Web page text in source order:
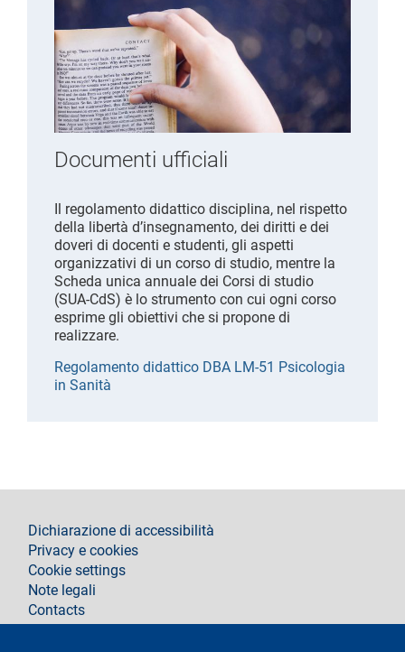
Documenti ufficiali
Il regolamento didattico disciplina, nel rispetto
della libertà d’insegnamento, dei diritti e dei
doveri di docenti e studenti, gli aspetti
organizzativi di un corso di studio, mentre la
Scheda unica annuale dei Corsi di studio
(SUA-CdS) è lo strumento con cui ogni corso
esprime gli obiettivi che si propone di
realizzare.
Regolamento didattico DBA LM-51 Psicologia
in Sanità
footer
Dichiarazione di accessibilità
Privacy e cookies
Cookie settings
Note legali
Contacts